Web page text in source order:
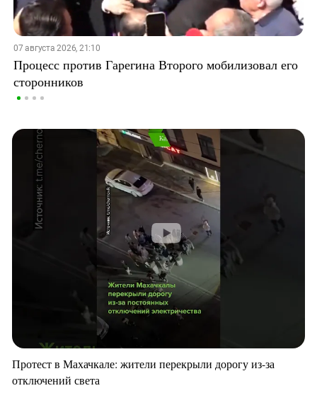
07 августа 2026, 21:10
Процесс против Гарегина Второго мобилизовал его
сторонников
Протест в Махачкале: жители перекрыли дорогу из-за
отключений света